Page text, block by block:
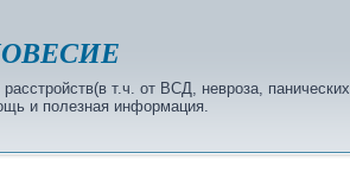
т.ч. от ВСД, невроза, панических
и полезная информация.